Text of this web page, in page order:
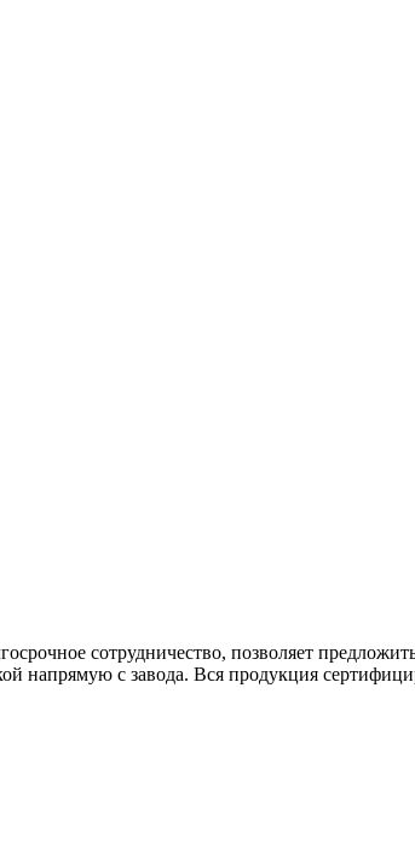
сотрудничество, позволяет
напрямую с завода. Вся продукция